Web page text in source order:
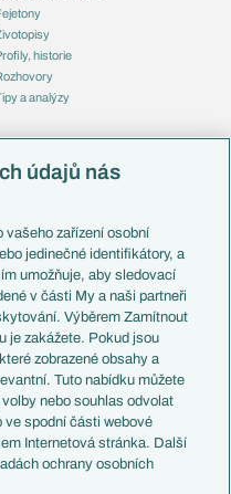
historie
a analýzy
Livescore
Tipovací soutěž
údajů nás
vašeho zařízení osobní
jedinečné identifikátory, a
umožňuje, aby sledovací
v části My a naši partneři
Výběrem Zamítnout
je zakážete. Pokud jsou
zobrazené obsahy a
Tuto nabídku můžete
nebo souhlas odvolat
ve spodní části webové
Internetová stránka. Další
ochrany osobních